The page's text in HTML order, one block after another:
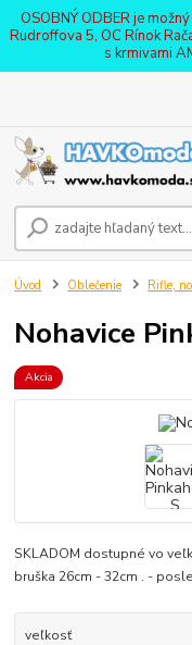
OSOBNÝ ODBER je
Rudroffova 5, OC Rínok
s krmivami
Úvod Oblečenie Rifle,
Nohavice
Akcia
SKLADOM dostupné vo
bruška 26cm - 32cm . -
veľkosť